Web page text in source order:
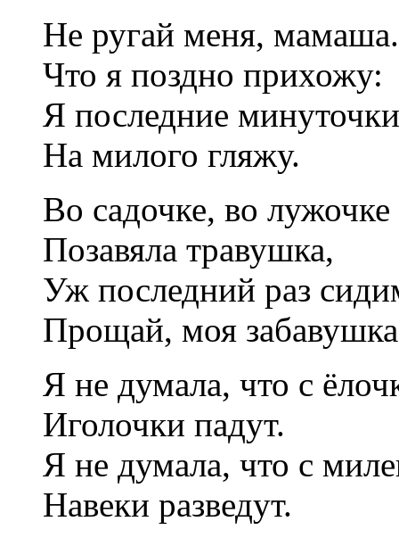
Не ругай меня, мамаша.
Что я поздно прихожу:
Я последние минуточки
На милого гляжу.
Во садочке, во лужочке
Позавяла травушка,
Уж последний раз
Прощай, моя
Я не думала, что с
Иголочки падут.
Я не думала, что с
Навеки разведут.